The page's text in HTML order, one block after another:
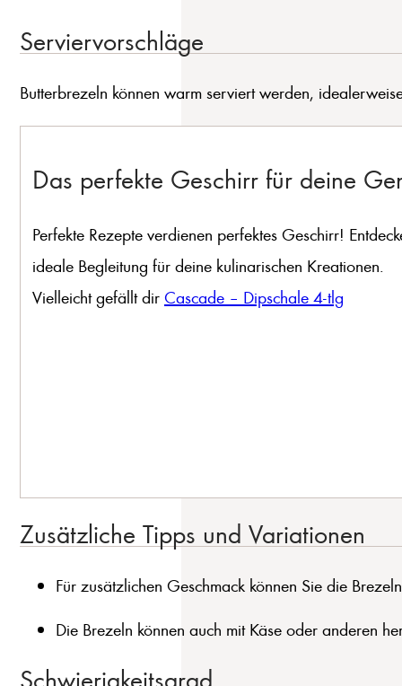
Serviervorschläge
Butterbrezeln können warm serviert werden,
Das perfekte Geschirr für deine
Perfekte Rezepte verdienen perfektes Geschirr!
ideale Begleitung für deine kulinarischen Kreationen.
Vielleicht gefällt dir Cascade – Dipschale 4-tlg
Zusätzliche Tipps und Variationen
Für zusätzlichen Geschmack können Sie die
Die Brezeln können auch mit Käse oder anderen
Schwierigkeitsgrad